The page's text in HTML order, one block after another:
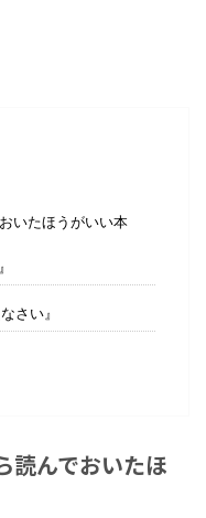
いたほうがいい本
さい』
読んでおいたほ